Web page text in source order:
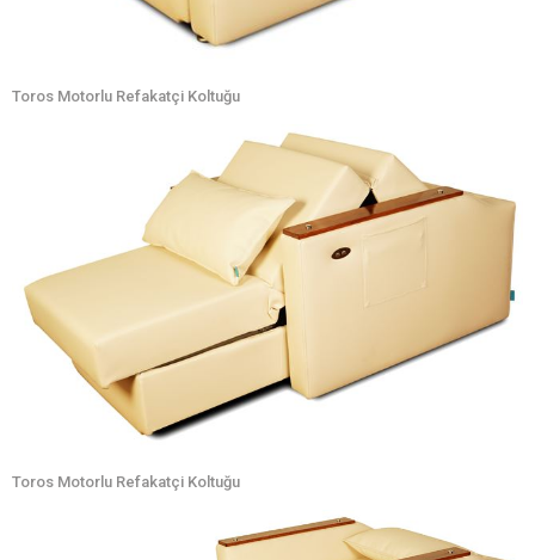
Toros Motorlu Refakatçi Koltuğu
Toros Motorlu Refakatçi Koltuğu